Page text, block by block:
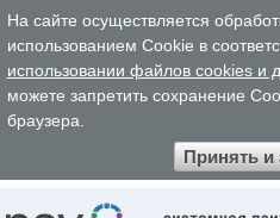
На сайте осуществляется
использованием Cookie в
использовании файлов cookies и
можете запретить сохранение
браузера.
Принять и